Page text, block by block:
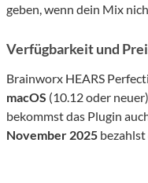
geben, wenn dein Mix
Verfügbarkeit und
Brainworx HEARS
macOS (10.12 oder
bekommst das Plugin
November 2025